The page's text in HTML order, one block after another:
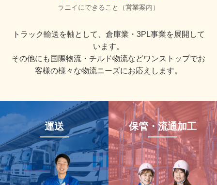
ラニイにできること（営業案内）
トラック輸送を軸として、倉庫業・3PL事業を展開して
います。
その他にも国際物流・チルド物流などワンストップでお
客様の様々な物流ニーズにお応えします。
運送 保管・流通加工